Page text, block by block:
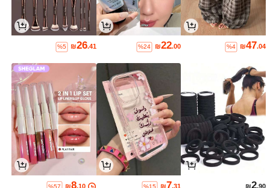
₪47.04
%4
₪22.00
%24
₪26.41
%5
₪2.90
₪7.31
%15
₪8.10
%57